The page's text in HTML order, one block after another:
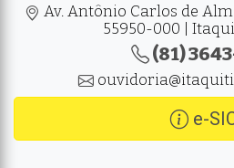
Av. Antônio Carlos de
55950-000 |
(81)
e-